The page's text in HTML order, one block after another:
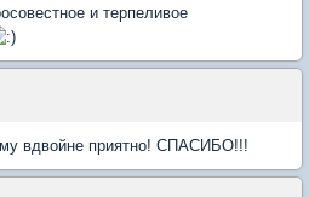
и терпеливое
вдвойне приятно! СПАСИБО!!!